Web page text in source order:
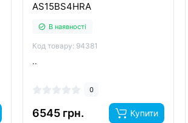
AS15BS4HRA
В наявності
Код товару: 94381
..
0
6545 грн. Купити